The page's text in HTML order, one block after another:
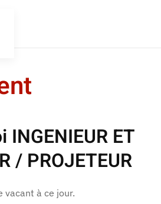
ET
/ PROJETEUR
vacant à ce jour.